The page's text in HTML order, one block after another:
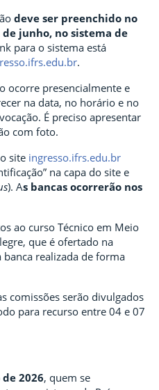
deve ser preenchido no
junho, no sistema de
para o sistema está
.
ocorre presencialmente e
na data, no horário e no
É preciso apresentar
com foto.
site ingresso.ifrs.edu.br
na capa do site e
). As bancas ocorrerão nos
ao curso Técnico em Meio
que é ofertado na
realizada de forma
comissões serão divulgados
para recurso entre 04 e 07
2026, quem se